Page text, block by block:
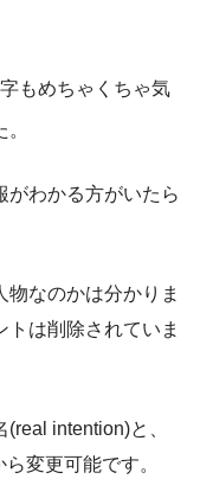
もめちゃくちゃ気
がわかる方がいたら
なのかは分かりま
は削除されていま
(real intention)と、
ら変更可能です。